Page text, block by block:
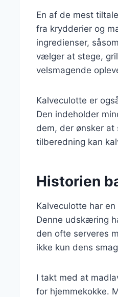
En af de mest
fra krydderier og
ingredienser,
vælger at stege,
velsmagende
Kalveculotte er
Den indeholder
dem, der ønsker at
tilberedning kan
Historien
Kalveculotte har
Denne udskæring
den ofte serveres
ikke kun dens
I takt med at
for hjemmekokke.